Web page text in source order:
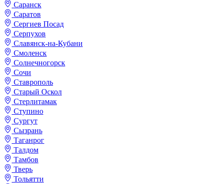
Саранск
Саратов
Сергиев Посад
Серпухов
Славянск-на-Кубани
Смоленск
Солнечногорск
Сочи
Ставрополь
Старый Оскол
Стерлитамак
Ступино
Сургут
Сызрань
Таганрог
Талдом
Тамбов
Тверь
Тольятти